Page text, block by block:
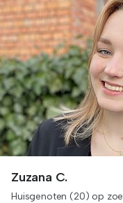
Zuzana C.
Huisgenoten (20) op